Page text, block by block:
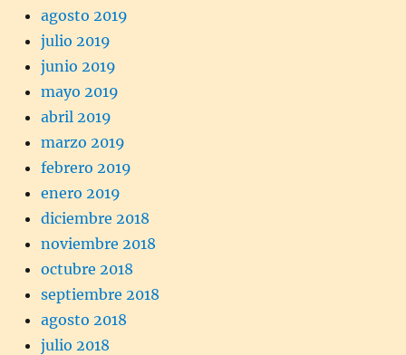
agosto 2019
julio 2019
junio 2019
mayo 2019
abril 2019
marzo 2019
febrero 2019
enero 2019
diciembre 2018
noviembre 2018
octubre 2018
septiembre 2018
agosto 2018
julio 2018